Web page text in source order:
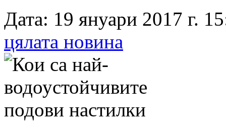
Дата: 19 януари 2017 г.
цялата новина